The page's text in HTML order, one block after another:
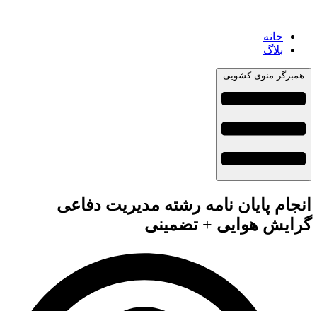
خانه
بلاگ
همبرگر منوی کشویی
انجام پایان نامه رشته مدیریت دفاعی
گرایش هوایی + تضمینی